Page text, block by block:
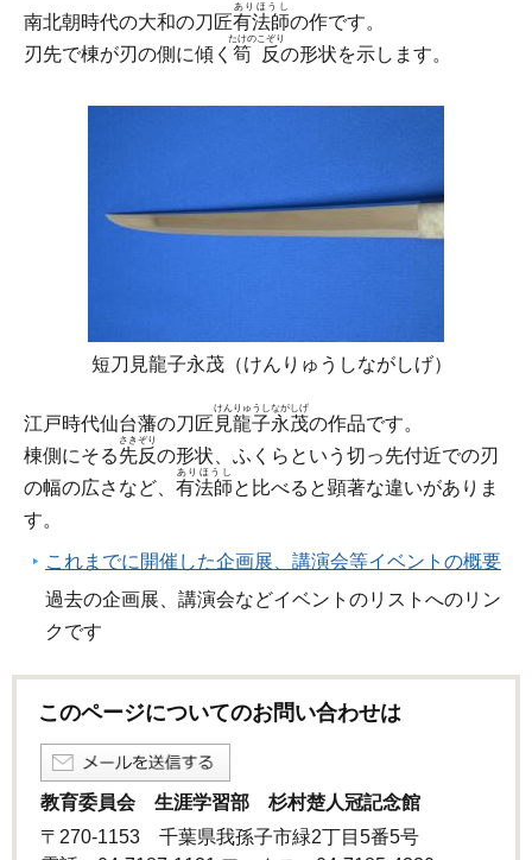
南北朝時代の大和の刀匠有法師
ありほうし
の作です。
刃先で棟が刃の側に傾く 筍反
たけのこぞり
の形状を示します。
短刀見龍子永茂（けんりゅうしながしげ）
江戸時代仙台藩の刀匠 見龍子永茂
けんりゅうしながしげ
の作品です。
棟側にそる先反
さきぞり
の形状、ふくらという切っ先付近での刃
の幅の広さなど、 有法師
ありほうし
と比べると顕著な違いがありま
す。
これまでに開催した企画展、講演会等イベントの概要
過去の企画展、講演会などイベントのリストへのリン
クです
このページについてのお問い合わせは
教育委員会 生涯学習部 杉村楚人冠記念館
〒270-1153 千葉県我孫子市緑2丁目5番5号